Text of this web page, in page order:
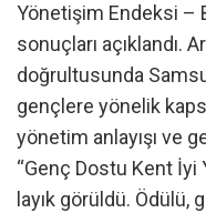
Yönetişim Endeksi –
sonuçları açıklandı.
doğrultusunda
gençlere yönelik
yönetim anlayışı ve
“Genç Dostu Kent İyi
layık görüldü. Ödülü,